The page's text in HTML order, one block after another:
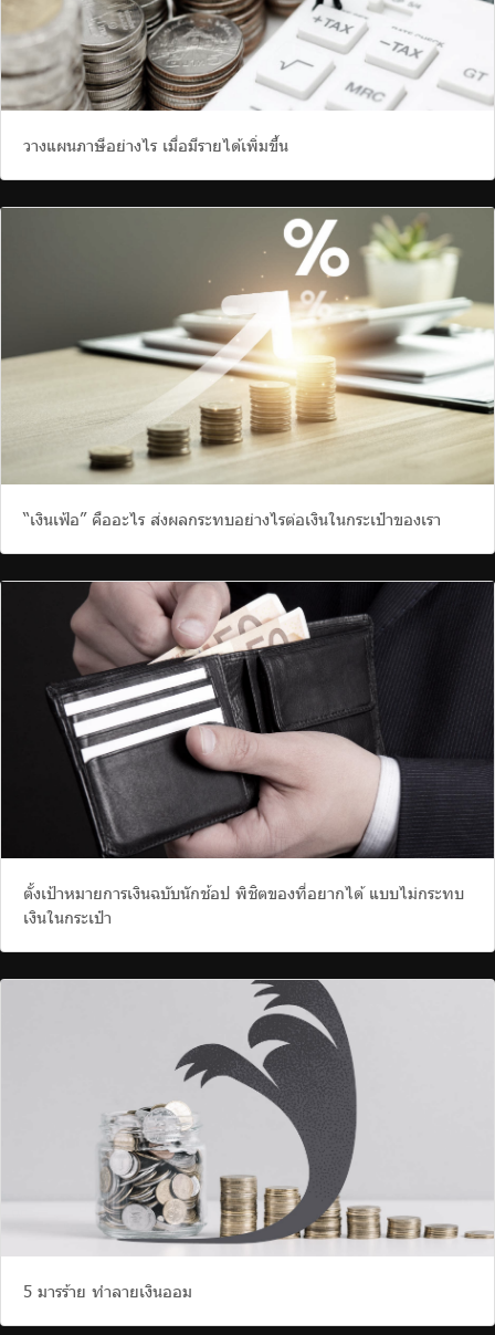
วางแผนภาษีอย่างไร เมื่อมีรายได้เพิ่มขึ้น
“เงินเฟ้อ” คืออะไร ส่งผลกระทบอย่างไรต่อเงินในกระเป๋าของเรา
ตั้งเป้าหมายการเงินฉบับนักช้อป พิชิตของที่อยากได้ แบบไม่กระทบ
เงินในกระเป๋า
5 มารร้าย ทำลายเงินออม